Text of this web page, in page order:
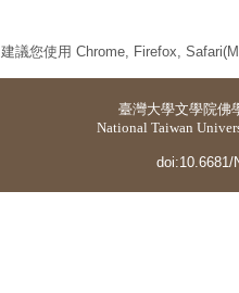
建議您使用 Chrome, Firefox,
臺灣大學文學院佛
National Taiwan
doi:10.6681/